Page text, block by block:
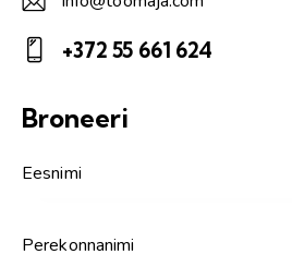
E-
m
on
+372 55 661 624
Broneeri